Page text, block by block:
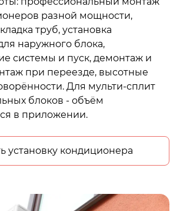
разной мощности,
труб, установка
наружного блока,
системы и пуск, демонтаж и
при переезде, высотные
Для мульти-сплит
блоков - объём
в приложении.
установку кондиционера